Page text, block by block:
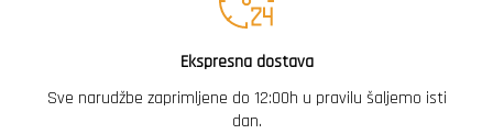
Ekspresna dostava
Sve narudžbe zaprimljene do 12:00h u pravilu šaljemo isti
dan.